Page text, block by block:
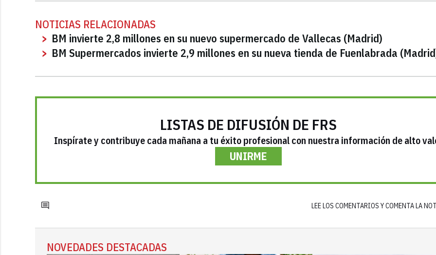
NOTICIAS RELACIONADAS
BM invierte 2,8 millones en su nuevo supermercado de Vallecas (Madrid)
BM Supermercados invierte 2,9 millones en su nueva tienda de Fuenlabrada
LISTAS DE DIFUSIÓN DE FRS
Inspírate y contribuye cada mañana a tu éxito profesional con nuestra información de alto
UNIRME
LEE LOS COMENTARIOS Y COMENTA LA
NOVEDADES DESTACADAS